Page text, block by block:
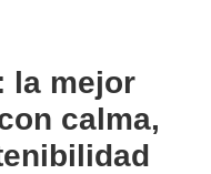
la mejor
calma,